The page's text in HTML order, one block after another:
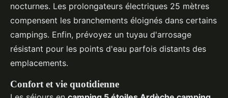
nocturnes. Les prolongateurs électriques 25 mètres
compensent les branchements éloignés dans certains
campings. Enfin, prévoyez un tuyau d'arrosage
résistant pour les points d'eau parfois distants des
emplacements.
Confort et vie quotidienne